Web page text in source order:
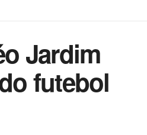
Jardim
futebol